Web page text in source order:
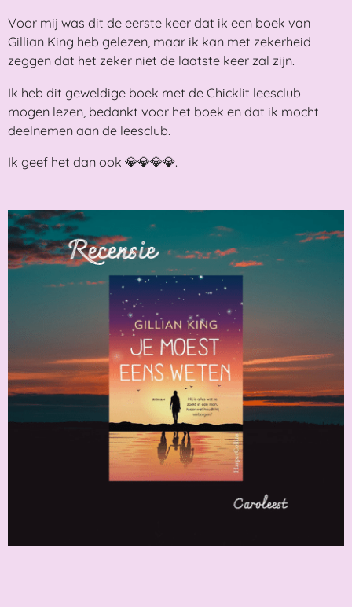
Voor mij was dit de eerste keer dat ik een boek van
Gillian King heb gelezen, maar ik kan met zekerheid
zeggen dat het zeker niet de laatste keer zal zijn.
Ik heb dit geweldige boek met de Chicklit leesclub
mogen lezen, bedankt voor het boek en dat ik mocht
deelnemen aan de leesclub.
Ik geef het dan ook 💎💎💎💎.